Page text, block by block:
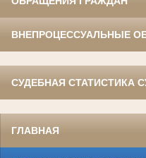
ВНЕПРОЦЕССУАЛЬНЫЕ
СУДЕБНАЯ СТАТИСТИКА
ГЛАВНАЯ